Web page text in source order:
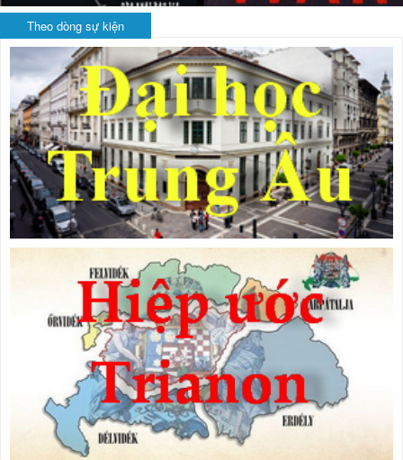
Theo dòng sự kiện